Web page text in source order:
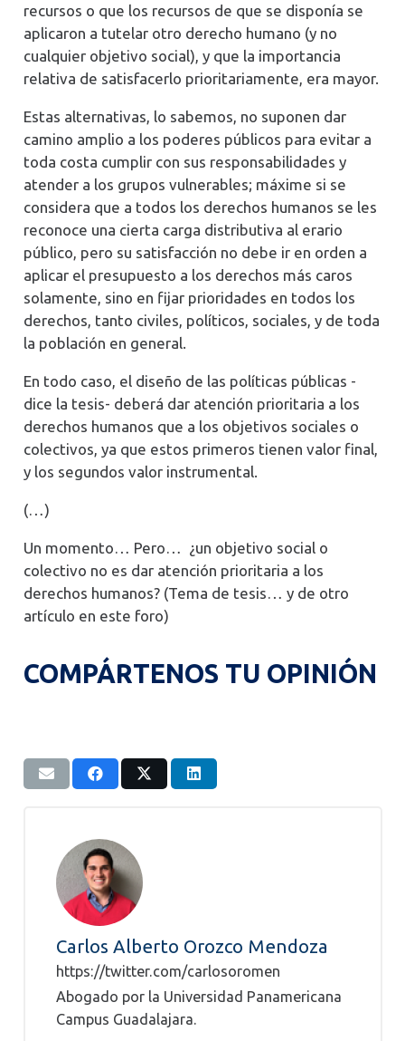
recursos o que los recursos de que se disponía se
aplicaron a tutelar otro derecho humano (y no
cualquier objetivo social), y que la importancia
relativa de satisfacerlo prioritariamente, era mayor.
Estas alternativas, lo sabemos, no suponen dar
camino amplio a los poderes públicos para evitar a
toda costa cumplir con sus responsabilidades y
atender a los grupos vulnerables; máxime si se
considera que a todos los derechos humanos se les
reconoce una cierta carga distributiva al erario
público, pero su satisfacción no debe ir en orden a
aplicar el presupuesto a los derechos más caros
solamente, sino en fijar prioridades en todos los
derechos, tanto civiles, políticos, sociales, y de toda
la población en general.
En todo caso, el diseño de las políticas públicas -
dice la tesis- deberá dar atención prioritaria a los
derechos humanos que a los objetivos sociales o
colectivos, ya que estos primeros tienen valor final,
y los segundos valor instrumental.
(…)
Un momento… Pero… ¿un objetivo social o
colectivo no es dar atención prioritaria a los
derechos humanos? (Tema de tesis… y de otro
artículo en este foro)
COMPÁRTENOS TU OPINIÓN
Carlos Alberto Orozco Mendoza
https://twitter.com/carlosoromen
Abogado por la Universidad Panamericana
Campus Guadalajara.